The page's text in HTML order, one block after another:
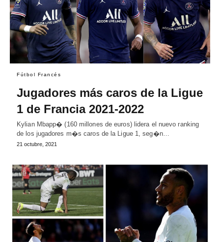
Fútbol Francés
Jugadores más caros de la Ligue
1 de Francia 2021-2022
Kylian Mbapp� (160 millones de euros) lidera el nuevo ranking
de los jugadores m�s caros de la Ligue 1, seg�n…
21 octubre, 2021